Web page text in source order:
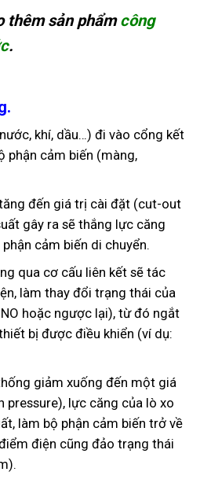
thêm sản phẩmcông
.
khí, dầu…) đi vào cổng kết
phận cảm biến (màng,
đến giá trị cài đặt (cut-out
gây ra sẽ thắng lực căng
cảm biến di chuyển.
qua cơ cấu liên kết sẽ tác
làm thay đổi trạng thái của
hoặc ngược lại), từ đó ngắt
bị được điều khiển (ví dụ:
giảm xuống đến một giá
lực căng của lò xo
làm bộ phận cảm biến trở về
điện cũng đảo trạng thái